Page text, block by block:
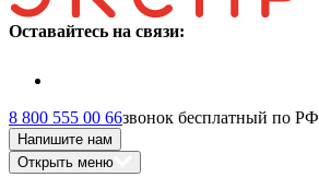
Оставайтесь на связи:
8 800 555 00 66звонок бесплатный по РФ
Напишите нам
Открыть меню